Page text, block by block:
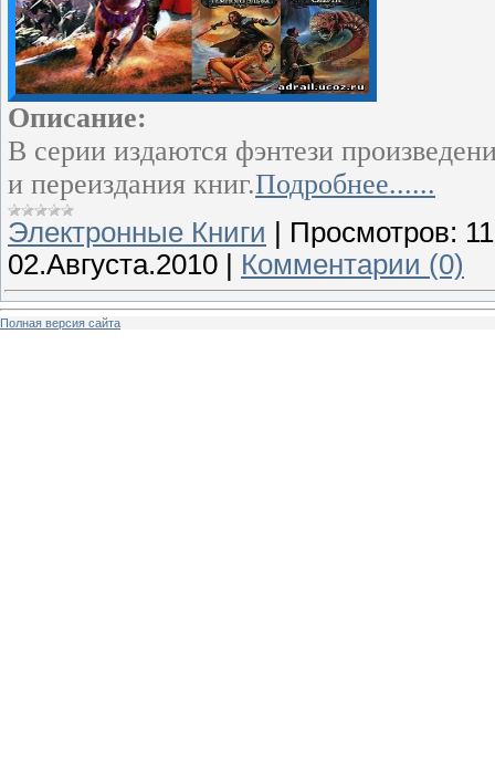
Описание:
В серии издаются фэнтези
и переиздания книг.Подробнее......
Электронные Книги | Просмотров:
02.Августа.2010 | Комментарии (0)
Полная версия сайта